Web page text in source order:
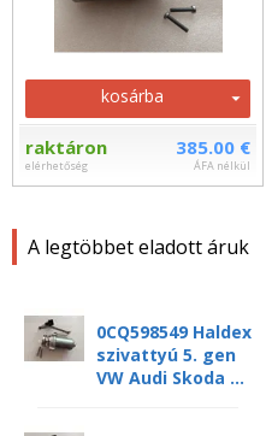
A legtöbbet eladott áruk
0CQ598549 Haldex
szivattyú 5. gen
VW Audi Skoda ...
kosárba
raktáron
elérhetőség
385.00 €
ÁFA nélkül